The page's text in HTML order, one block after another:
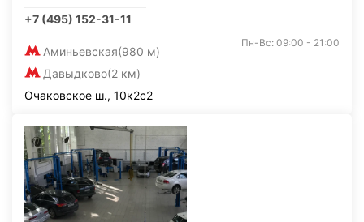
+7 (495) 152-31-11
Аминьевская(980 м)
Давыдково(2 км)
Пн-Вс: 09:00 - 21:00
Очаковское ш., 10к2с2